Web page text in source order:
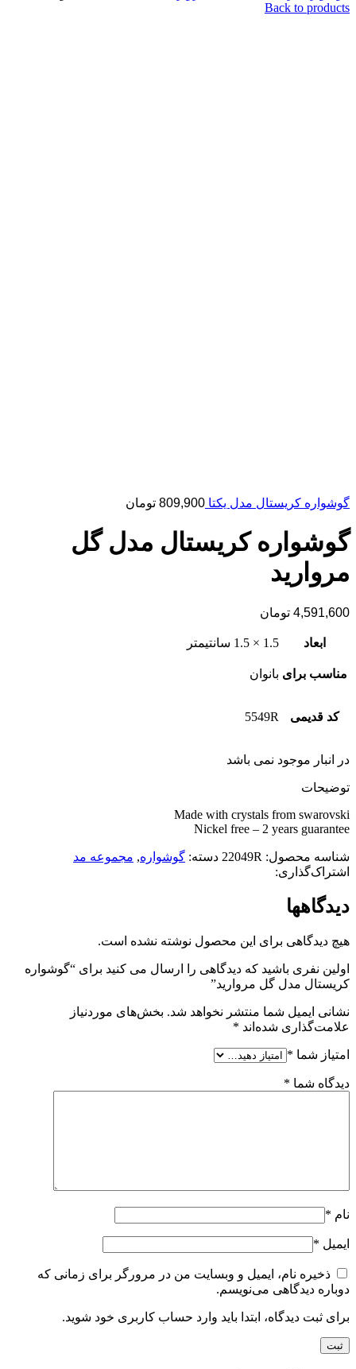
Back to products
گوشواره کریستال مدل یکتا 809,900 تومان
گوشواره کریستال مدل گل
مروارید
4,591,600 تومان
ابعاد 1.5 × 1.5 سانتیمتر
مناسب برای بانوان
کد قدیمی 5549R
در انبار موجود نمی باشد
توضیحات
Made with crystals from swarovski
Nickel free – 2 years guarantee
شناسه محصول: 22049R دسته: گوشواره, مجموعه مد
اشتراک‌گذاری:
دیدگاهها
هیچ دیدگاهی برای این محصول نوشته نشده است.
اولین نفری باشید که دیدگاهی را ارسال می کنید برای “گوشواره
کریستال مدل گل مروارید”
نشانی ایمیل شما منتشر نخواهد شد. بخش‌های موردنیاز
علامت‌گذاری شده‌اند *
امتیاز شما *
دیدگاه شما *
نام *
ایمیل *
ذخیره نام، ایمیل و وبسایت من در مرورگر برای زمانی که
دوباره دیدگاهی می‌نویسم.
برای ثبت دیدگاه، ابتدا باید وارد حساب کاربری خود شوید.